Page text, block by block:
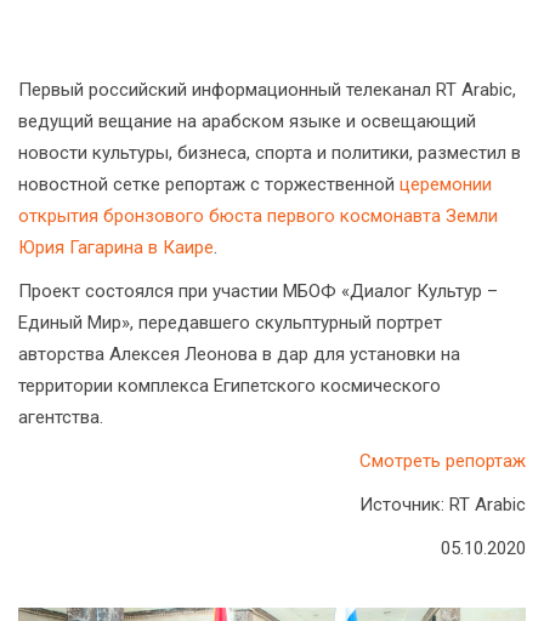
Первый российский информационный телеканал RT Arabic,
ведущий вещание на арабском языке и освещающий
новости культуры, бизнеса, спорта и политики, разместил в
новостной сетке репортаж с торжественной церемонии
открытия бронзового бюста первого космонавта Земли
Юрия Гагарина в Каире.
Проект состоялся при участии МБОФ «Диалог Культур –
Единый Мир», передавшего скульптурный портрет
авторства Алексея Леонова в дар для установки на
территории комплекса Египетского космического
агентства.
Смотреть репортаж
Источник: RT Arabic
05.10.2020